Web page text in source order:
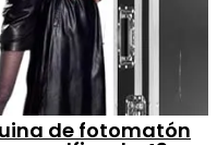
de fotomatón